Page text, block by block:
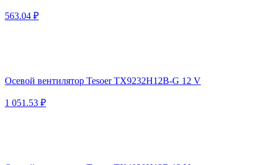
563.04 ₽
Осевой вентилятор Tesoer TX9232H12B-G 12 V
1 051.53 ₽